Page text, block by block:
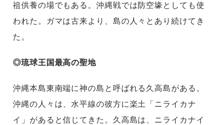
祖供養の場でもある。沖縄戦では防空壕としても使
われた。ガマは古来より、島の人々とあり続けてき
た。
◎琉球王国最高の聖地
沖縄本島東南端に神の島と呼ばれる久高島がある。
沖縄の人々は、水平線の彼方に楽土「ニライカナ
イ」があると信じてきた。久高島は、ニライカナイ